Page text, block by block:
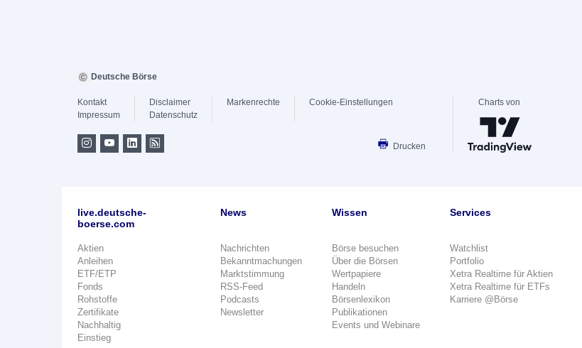
Deutsche Börse
Kontakt
Impressum
Disclaimer
Datenschutz
Markenrechte Cookie-Einstellungen
Drucken
Charts von
live.deutsche-
boerse.com
Aktien
Anleihen
ETF/ETP
Fonds
Rohstoffe
Zertifikate
Nachhaltig
Einstieg
News
Nachrichten
Bekanntmachungen
Marktstimmung
RSS-Feed
Podcasts
Newsletter
Wissen
Börse besuchen
Über die Börsen
Wertpapiere
Handeln
Börsenlexikon
Publikationen
Events und Webinare
Services
Watchlist
Portfolio
Xetra Realtime für Aktien
Xetra Realtime für ETFs
Karriere @Börse